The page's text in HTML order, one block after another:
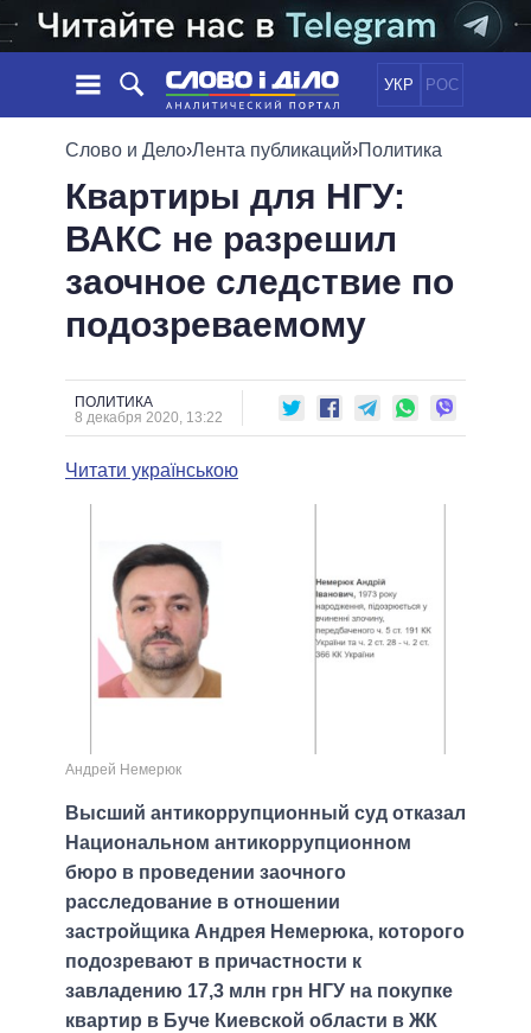
УКР РОС
НОВОСТИ
ЛЕНТА
СОБЫТИЯ
СТАТЬИ
ОБЗОРЫ
ДАЙДЖЕСТЫ
ПОЛИТИКА
ЭКОНОМИКА
ОБЩЕСТВО
МИР
ОБЕЩАНИЯ
ПОЛИТИКИ
ПРЕЗИДЕНТ И ОФИС
ВЕРХОВНАЯ РАДА
КАБИНЕТ МИНИСТРОВ
МЭРЫ
ИНФОГРАФИКА
ПОДДЕРЖАТЬ
СРАВНЕНИЕ ПОЛИТИКОВ
Слово и Дело›Лента публикаций›Политика
Квартиры для НГУ:
ВАКС не разрешил
заочное следствие по
подозреваемому
ПОЛИТИКА
8 декабря 2020, 13:22
Читати українською
Андрей Немерюк
Высший антикоррупционный суд отказал
Национальном антикоррупционном
бюро в проведении заочного
расследование в отношении
застройщика Андрея Немерюка, которого
подозревают в причастности к
завладению 17,3 млн грн НГУ на покупке
квартир в Буче Киевской области в ЖК